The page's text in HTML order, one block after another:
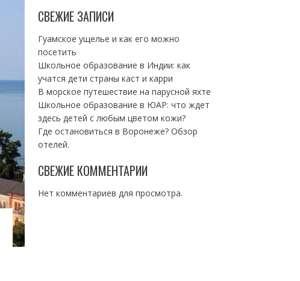
СВЕЖИЕ ЗАПИСИ
Гуамское ущелье и как его можно
посетить
Школьное образование в Индии: как
учатся дети страны каст и карри
В морское путешествие на парусной яхте
Школьное образование в ЮАР: что ждет
здесь детей с любым цветом кожи?
Где остановиться в Воронеже? Обзор
отелей.
СВЕЖИЕ КОММЕНТАРИИ
Нет комментариев для просмотра.